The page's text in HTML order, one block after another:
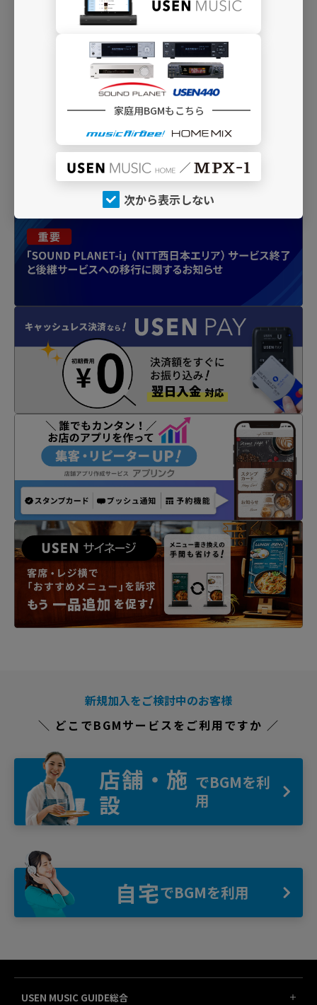
透明感溢れるピアノとストリングスによる上
C20 ミュージック・セラピー ～心の癒し～
アコースティック楽器が奏でる優しさに満ち
た音楽を集めて
新規加入をご検討中のお客様
＼ どこでBGMサービスをご利用ですか ／
店舗・施
設
でBGMを利
用
自宅でBGMを利用
USEN MUSIC GUIDE総合
家庭用BGMもこちら
次から表示しない